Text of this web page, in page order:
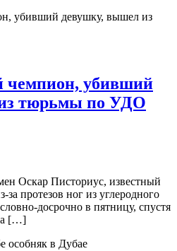
чемпион, убивший
тюрьмы по УДО
Оскар Писториус, известный
протезов ног из углеродного
досрочно в пятницу, спустя
[…]